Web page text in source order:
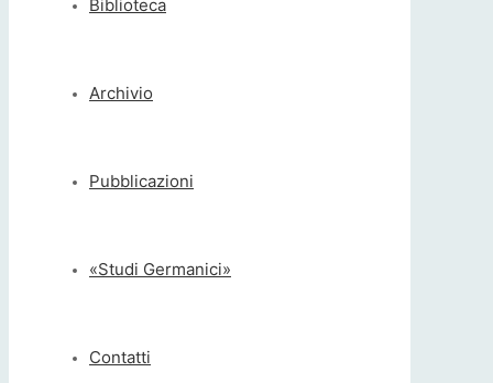
Biblioteca
Archivio
Pubblicazioni
«Studi Germanici»
Contatti